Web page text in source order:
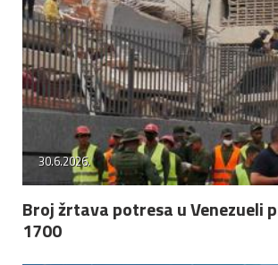
30.6.2026.
Broj žrtava potresa u Venezueli
1700